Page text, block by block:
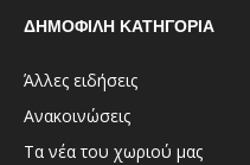
ΔΗΜΟΦΙΛΗ ΚΑΤΗΓΟΡΙΑ
Άλλες ειδήσεις
Ανακοινώσεις
Τα νέα του χωριού μας